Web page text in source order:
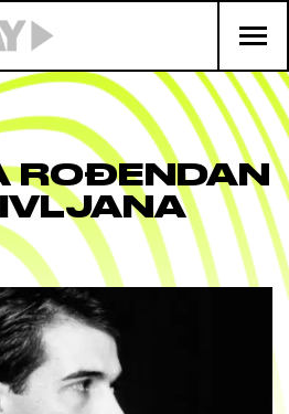
ROĐENDAN